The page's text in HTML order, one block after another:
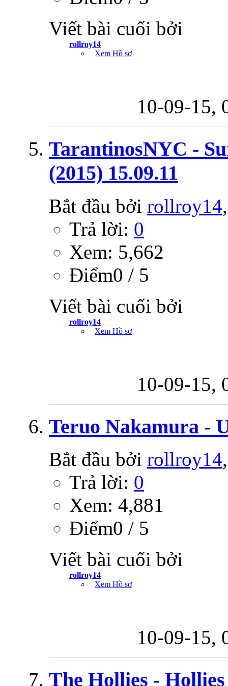
Viết bài cuối bởi
rollroy14
Xem Hồ sơ
10-09-15,
TarantinosNYC -
(2015) 15.09.11
Bắt đầu bởi rollroy14
Trả lời: 0
Xem: 5,662
Ðiểm0 / 5
Viết bài cuối bởi
rollroy14
Xem Hồ sơ
10-09-15,
Teruo Nakamura -
Bắt đầu bởi rollroy14
Trả lời: 0
Xem: 4,881
Ðiểm0 / 5
Viết bài cuối bởi
rollroy14
Xem Hồ sơ
10-09-15,
The Hollies -